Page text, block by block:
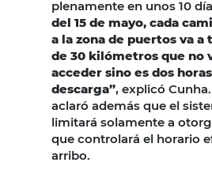
plenamente en unos 10
del 15 de mayo, cada
a la zona de puertos va a
de 30 kilómetros que no
acceder sino es dos
descarga”, explicó
aclaró además que el
limitará solamente a
que controlará el horario
arribo.